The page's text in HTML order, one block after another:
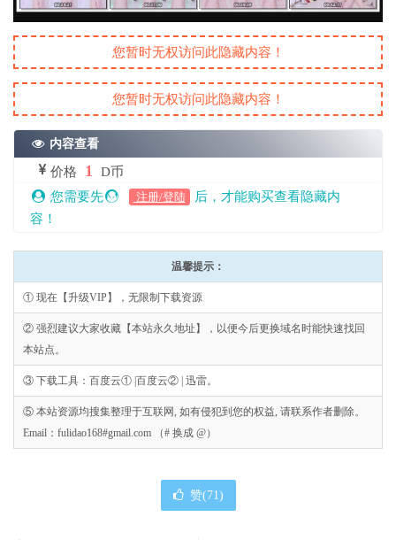
您暂时无权访问此隐藏内容！
您暂时无权访问此隐藏内容！
内容查看
价格 1
D币
您需要先
注册/登陆
后，才能购买查看隐藏内
容！
温馨提示：
① 现在【升级VIP】，无限制下载资源
② 强烈建议大家收藏【本站永久地址】，以便今后更换域名时能快速找回
本站点。
③ 下载工具：百度云① |百度云② | 迅雷。
⑤ 本站资源均搜集整理于互联网, 如有侵犯到您的权益, 请联系作者删除。
Email：fulidao168#gmail.com （# 换成 @）
赞(71)